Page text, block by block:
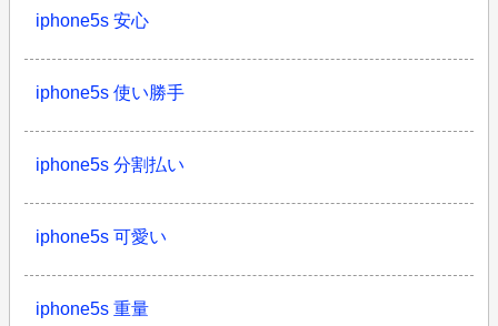
iphone5s 安心
iphone5s 使い勝手
iphone5s 分割払い
iphone5s 可愛い
iphone5s 重量